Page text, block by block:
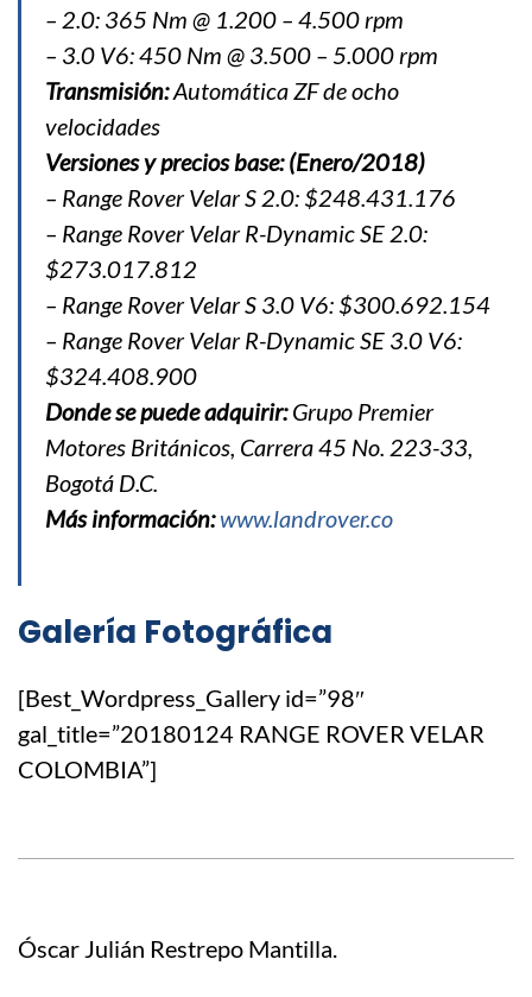
– 2.0: 365 Nm @ 1.200 – 4.500 rpm
– 3.0 V6: 450 Nm @ 3.500 – 5.000 rpm
Transmisión:Automática ZF de ocho
velocidades
Versiones y precios base: (Enero/2018)
– Range Rover Velar S 2.0: $248.431.176
– Range Rover Velar R-Dynamic SE 2.0:
$273.017.812
– Range Rover Velar S 3.0 V6: $300.692.154
– Range Rover Velar R-Dynamic SE 3.0 V6:
$324.408.900
Donde se puede adquirir:Grupo Premier
Motores Británicos, Carrera 45 No. 223-33,
Bogotá D.C.
Más información:www.landrover.co
Galería Fotográfica
[Best_Wordpress_Gallery id=”98″
gal_title=”20180124 RANGE ROVER VELAR
COLOMBIA”]
Óscar Julián Restrepo Mantilla.